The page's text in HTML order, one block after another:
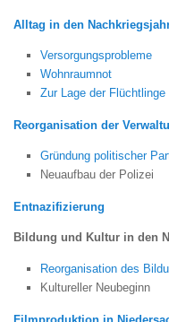
Alltag in den
Versorgungsprobleme
Wohnraumnot
Zur Lage der Flüchtlinge
Reorganisation der
Gründung politischer
Neuaufbau der Polizei
Entnazifizierung
Bildung und Kultur in den
Reorganisation des
Kultureller Neubeginn